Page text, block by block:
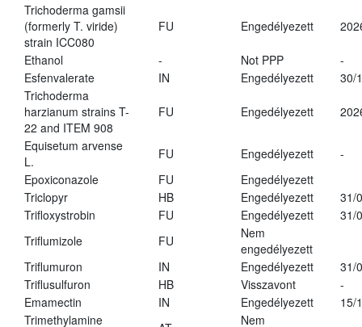
Trichoderma gamsii
(formerly T. viride)
strain ICC080
FU Engedélyezett
Ethanol - Not PPP
-
Esfenvalerate
IN Engedélyezett
30/
Trichoderma
harzianum strains T-
22 and ITEM 908
FU Engedélyezett
Equisetum arvense
L.
FU Engedélyezett
-
Epoxiconazole
FU
Engedélyezett
Triclopyr
HB Engedélyezett
31/
Trifloxystrobin
FU Engedélyezett
31/
Triflumizole
FU
Nem
engedélyezett
Triflumuron
IN Engedélyezett
31/
Triflusulfuron
HB Visszavont
-
Emamectin
IN Engedélyezett
15/
Trimethylamine
Nem